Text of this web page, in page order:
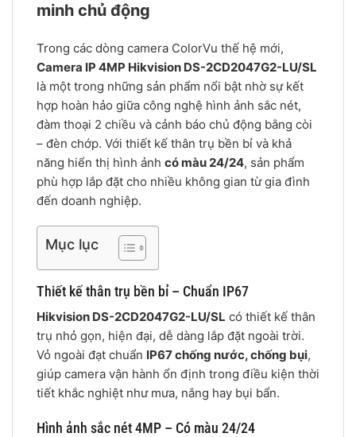
minh chủ động
Trong các dòng camera ColorVu thế hệ mới,
Camera IP 4MP Hikvision DS-2CD2047G2-LU/SL
là một trong những sản phẩm nổi bật nhờ sự kết
hợp hoàn hảo giữa công nghệ hình ảnh sắc nét,
đàm thoại 2 chiều và cảnh báo chủ động bằng còi
– đèn chớp. Với thiết kế thân trụ bền bỉ và khả
năng hiển thị hình ảnh có màu 24/24, sản phẩm
phù hợp lắp đặt cho nhiều không gian từ gia đình
đến doanh nghiệp.
Mục lục
Thiết kế thân trụ bền bỉ – Chuẩn IP67
Hikvision DS-2CD2047G2-LU/SL có thiết kế thân
trụ nhỏ gọn, hiện đại, dễ dàng lắp đặt ngoài trời.
Vỏ ngoài đạt chuẩn IP67 chống nước, chống bụi,
giúp camera vận hành ổn định trong điều kiện thời
tiết khắc nghiệt như mưa, nắng hay bụi bẩn.
Hình ảnh sắc nét 4MP – Có màu 24/24